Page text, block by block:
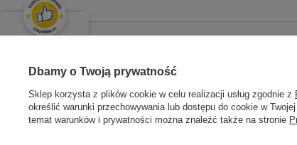
Świetnie
Łącznie opinii:
133 opinii
ZAMÓWIENIA
Status zamówienia
Śledzenie przesyłki
Dbamy o Twoją prywatność
Sklep korzysta z plików cookie w celu realizacji usług zgodnie z
określić warunki przechowywania lub dostępu do cookie w
temat warunków i prywatności można znaleźć także na stronie